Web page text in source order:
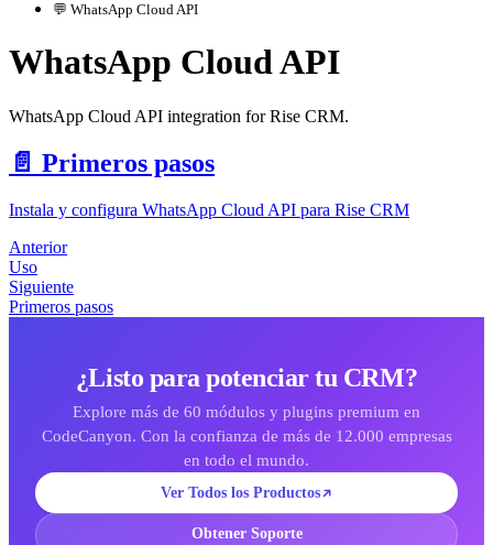
💬 WhatsApp Cloud API
WhatsApp Cloud API
WhatsApp Cloud API integration for Rise CRM.
📄️ Primeros pasos
Instala y configura WhatsApp Cloud API para Rise CRM
Anterior
Uso
Siguiente
Primeros pasos
¿Listo para potenciar tu CRM?
Explore más de 60 módulos y plugins premium en
CodeCanyon. Con la confianza de más de 12.000 empresas
en todo el mundo.
Ver Todos los Productos
Obtener Soporte